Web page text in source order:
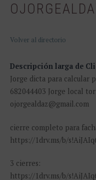
Volver al directorio
Descripción larga de
Jorge dicta para calcular
682044403 Jorge local
ojorgealdaz@gmail.com
cierre completo para
https://1drv.ms/b/
3 cierres:
https://1drv.ms/b/